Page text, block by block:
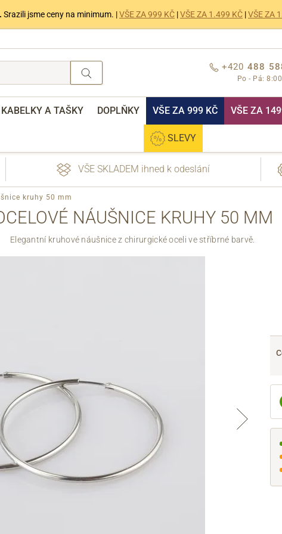
Srazili jsme ceny na minimum. |VŠE ZA 999 KČ |VŠE ZA 1.499 KČ |VŠE ZA
+420 488
Po - Pá:
KABELKY A TAŠKY DOPLŇKY VŠE ZA 999 KČ VŠE ZA
SLEVY
VŠE SKLADEM ihned k odeslání
kruhy 50 mm
NÁUŠNICE KRUHY 50 MM
Elegantní kruhové náušnice z chirurgické oceli ve stříbrné barvě.